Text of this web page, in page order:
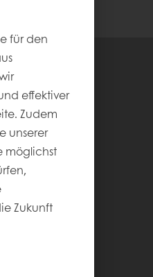
für den
effektiver
Zudem
unserer
möglichst
Zukunft